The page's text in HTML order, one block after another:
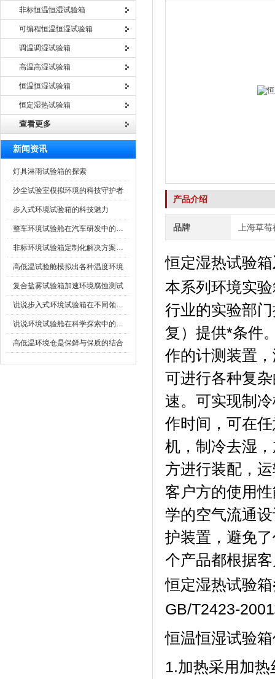
非标恒温恒湿试验箱
可编程恒温恒湿试验箱
调温调湿试验箱
高温高湿试验箱
恒温恒湿试验箱
恒定湿热试验箱
查看更多
新闻资讯
灯具淋雨试验箱的探索
沙尘试验室模拟环境的科技守护者
步入式环境试验箱的科技魅力
整车环境试验舱在汽车研发中的作用
非标环境试验箱定制化解决方案在可靠性测试中的重要性
高低温试验舱模拟出各种温度环境
复合盐雾试验箱加速环境腐蚀测试
说说步入式环境试验箱在不同领域的应用
说说环境试验舱在科学探索中的作用
高低温环境仓是保鲜与保质的结合
产品介绍
品牌 上海草
恒定湿热试验箱
本系列环境实验
行业的实验部门
复）提供*条件
作的计测装置
可进行各种复杂
速。可实现制
作时间，可在
机，制冷去湿
方进行装配
客户方的使用性能
学的空气流通设
护装置，避免
个产品都根据客户
恒定湿热试验箱
GB/T2423-2001
恒温恒湿试验箱
1.加热采用加热